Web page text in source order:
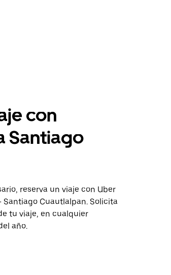
con
Santiago
reserva un viaje con Uber
Cuautlalpan. Solicita
tu viaje, en cualquier
año.